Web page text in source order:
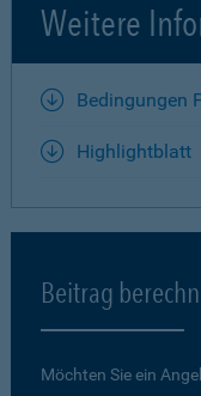
Weitere
Bedingungen
Highlightblatt
Beitrag
Möchten Sie ein